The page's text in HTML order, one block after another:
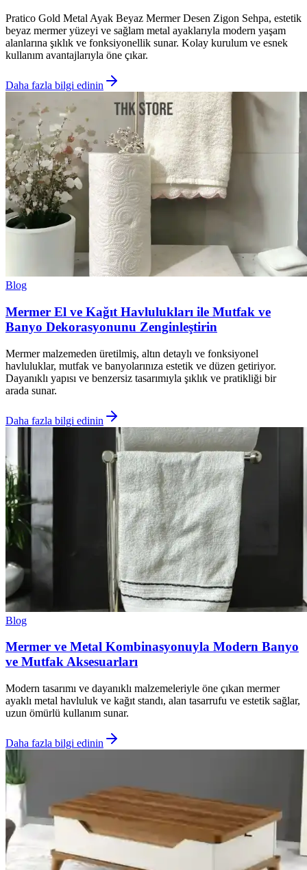
Pratico Gold Metal Ayak Beyaz Mermer Desen Zigon Sehpa, estetik
beyaz mermer yüzeyi ve sağlam metal ayaklarıyla modern yaşam
alanlarına şıklık ve fonksiyonellik sunar. Kolay kurulum ve esnek
kullanım avantajlarıyla öne çıkar.
Daha fazla bilgi edinin
Blog
Mermer El ve Kağıt Havlulukları ile Mutfak ve
Banyo Dekorasyonunu Zenginleştirin
Mermer malzemeden üretilmiş, altın detaylı ve fonksiyonel
havluluklar, mutfak ve banyolarınıza estetik ve düzen getiriyor.
Dayanıklı yapısı ve benzersiz tasarımıyla şıklık ve pratikliği bir
arada sunar.
Daha fazla bilgi edinin
Blog
Mermer ve Metal Kombinasyonuyla Modern Banyo
ve Mutfak Aksesuarları
Modern tasarımı ve dayanıklı malzemeleriyle öne çıkan mermer
ayaklı metal havluluk ve kağıt standı, alan tasarrufu ve estetik sağlar,
uzun ömürlü kullanım sunar.
Daha fazla bilgi edinin